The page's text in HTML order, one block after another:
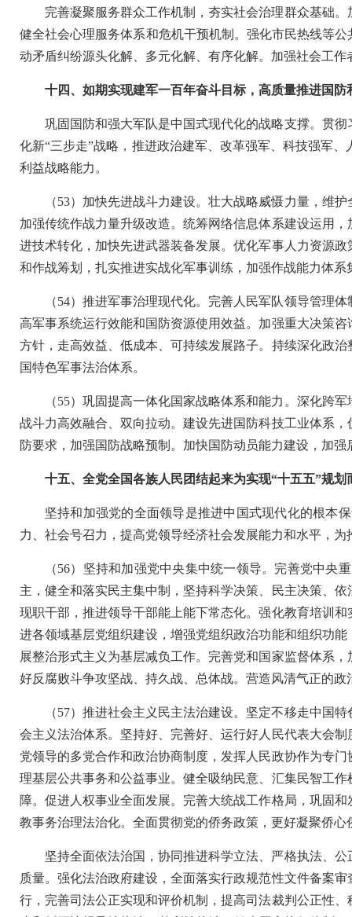
完善凝聚服务群众工作机制，夯实社会治理群众基础
健全社会心理服务体系和危机干预机制。强化市民热线等
动矛盾纠纷源头化解、多元化解、有序化解。加强社会工
十四、如期实现建军一百年奋斗目标，高质量推进国防
巩固国防和强大军队是中国式现代化的战略支撑。贯
化新“三步走”战略，推进政治建军、改革强军、科技强军
利益战略能力。
（53）加快先进战斗力建设。壮大战略威慑力量，维
加强传统作战力量升级改造。统筹网络信息体系建设运用
进技术转化，加快先进武器装备发展。优化军事人力资源
和作战筹划，扎实推进实战化军事训练，加强作战能力体
（54）推进军事治理现代化。完善人民军队领导管理
高军事系统运行效能和国防资源使用效益。加强重大决策
方针，走高效益、低成本、可持续发展路子。持续深化政
国特色军事法治体系。
（55）巩固提高一体化国家战略体系和能力。深化跨
战斗力高效融合、双向拉动。建设先进国防科技工业体系
防要求，加强国防战略预制。加快国防动员能力建设，加
十五、全党全国各族人民团结起来为实现“十五五”规划
坚持和加强党的全面领导是推进中国式现代化的根本
力、社会号召力，提高党领导经济社会发展能力和水平，
（56）坚持和加强党中央集中统一领导。完善党中
主，健全和落实民主集中制，坚持科学决策、民主决策、
现职干部，推进领导干部能上能下常态化。强化教育培训
进各领域基层党组织建设，增强党组织政治功能和组织功
展整治形式主义为基层减负工作。完善党和国家监督体系
好反腐败斗争攻坚战、持久战、总体战。营造风清气正的政
（57）推进社会主义民主法治建设。坚定不移走中国
会主义法治体系。坚持好、完善好、运行好人民代表大会
党领导的多党合作和政治协商制度，发挥人民政协作为专
理基层公共事务和公益事业。健全吸纳民意、汇集民智工
障。促进人权事业全面发展。完善大统战工作格局，巩固
教事务治理法治化。全面贯彻党的侨务政策，更好凝聚侨心
坚持全面依法治国，协同推进科学立法、严格执法、
质量。强化法治政府建设，全面落实行政规范性文件备案
行，完善司法公正实现和评价机制，提高司法裁判公正性